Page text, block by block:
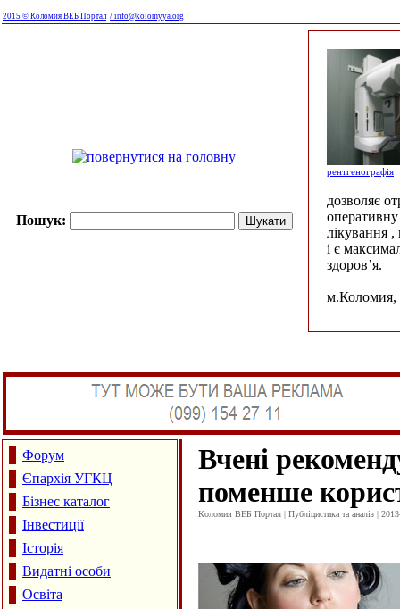
2015 © Коломия ВЕБ Портал / info@kolomyya.org
Пошук:
рентгенографія
дозволяє
лікування ,
і є
здоров’я.
м.Коломия,
Форум
Єпархія УГКЦ
Бізнес каталог
Інвестиції
Історія
Видатні особи
Освіта
Вчені
поменше
Коломия ВЕБ Портал | Публіцистика та аналіз |